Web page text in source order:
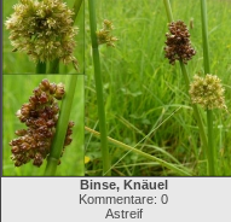
Binse, Knäuel
Kommentare: 0
Astreif